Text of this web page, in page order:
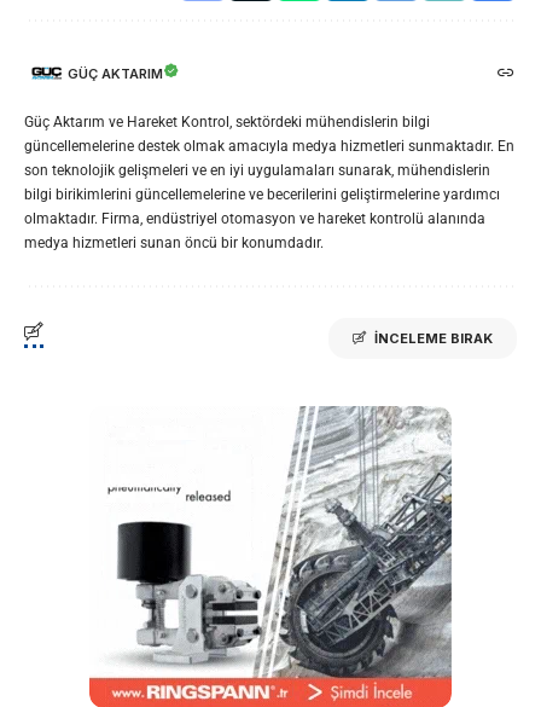
GÜÇ AKTARIM
Güç Aktarım ve Hareket Kontrol, sektördeki mühendislerin bilgi
güncellemelerine destek olmak amacıyla medya hizmetleri sunmaktadır. En
son teknolojik gelişmeleri ve en iyi uygulamaları sunarak, mühendislerin
bilgi birikimlerini güncellemelerine ve becerilerini geliştirmelerine yardımcı
olmaktadır. Firma, endüstriyel otomasyon ve hareket kontrolü alanında
medya hizmetleri sunan öncü bir konumdadır.
İNCELEME BIRAK